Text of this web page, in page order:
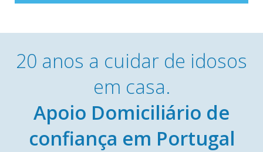
20 anos a cuidar de idosos
em casa.
Apoio Domiciliário de
confiança em Portugal